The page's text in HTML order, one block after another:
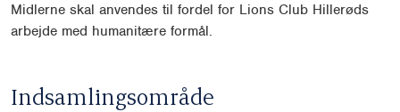
Midlerne skal anvendes til fordel for Lions Club Hillerøds
arbejde med humanitære formål.
Indsamlingsområde